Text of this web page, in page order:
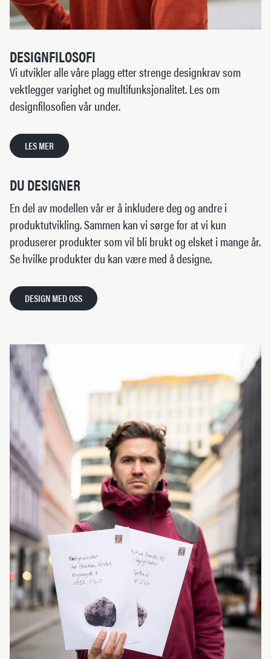
DESIGNFILOSOFI
Vi utvikler alle våre plagg etter strenge designkrav som
vektlegger varighet og multifunksjonalitet. Les om
designfilosofien vår under.
LES MER
DU DESIGNER
En del av modellen vår er å inkludere deg og andre i
produktutvikling. Sammen kan vi sørge for at vi kun
produserer produkter som vil bli brukt og elsket i mange år.
Se hvilke produkter du kan være med å designe.
DESIGN MED OSS